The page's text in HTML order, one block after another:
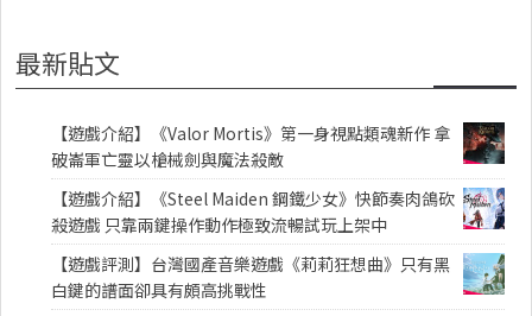
最新貼文
【遊戲介紹】《Valor Mortis》第一身視點類魂新作 拿
破崙軍亡靈以槍械劍與魔法殺敵
【遊戲介紹】《Steel Maiden 鋼鐵少女》快節奏肉鴿砍
殺遊戲 只靠兩鍵操作動作極致流暢試玩上架中
【遊戲評測】台灣國產音樂遊戲《莉莉狂想曲》只有黑
白鍵的譜面卻具有頗高挑戰性